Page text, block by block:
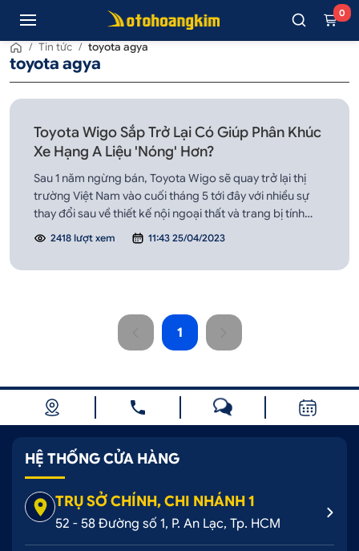
0
/ Tin tức / toyota agya
toyota agya
Toyota Wigo Sắp Trở Lại Có Giúp Phân Khúc
Xe Hạng A Liệu 'Nóng' Hơn?
Sau 1 năm ngừng bán, Toyota Wigo sẽ quay trở lại thị
trường Việt Nam vào cuối tháng 5 tới đây với nhiều sự
thay đổi sau về thiết kế nội ngoại thất và trang bị tính
năng.2418 lượt xem 11:43 25/04/2023
1
HỆ THỐNG CỬA HÀNG
TRỤ SỞ CHÍNH, CHI NHÁNH 1
52 - 58 Đường số 1, P. An Lạc, Tp. HCM